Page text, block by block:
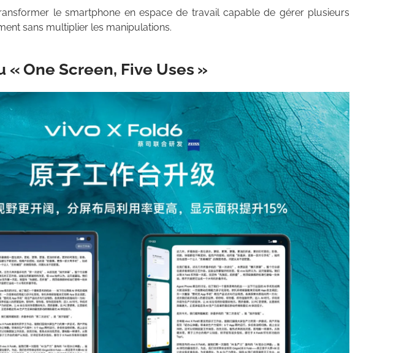
le smartphone en espace de travail capable de gérer plusieurs
sans multiplier les manipulations.
« One Screen, Five Uses »